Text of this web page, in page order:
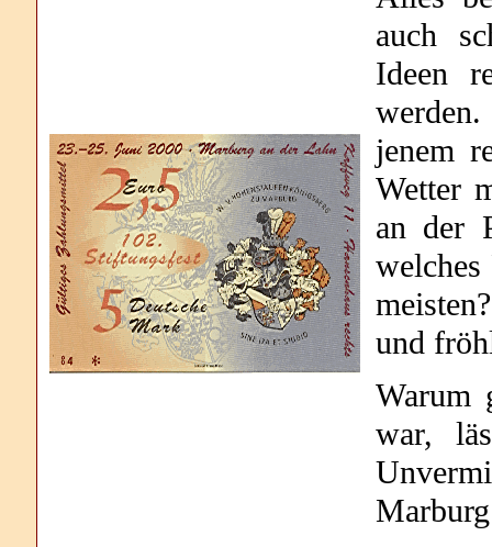
auch
Ideen
jenem
Wetter
an der
welches
und
Warum
war,